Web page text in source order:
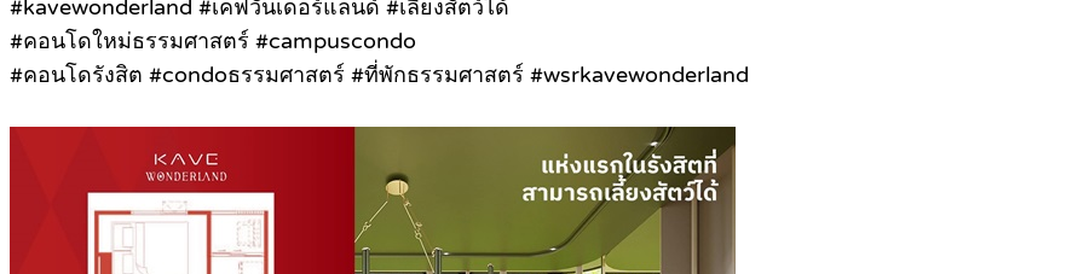
#kavewonderland #เคฟวันเดอร์แลนด์ #เลี้ยงสัตว์ได้
#คอนโดใหม่ธรรมศาสตร์ #campuscondo
#คอนโดรังสิต #condoธรรมศาสตร์ #ที่พักธรรมศาสตร์ #wsrkavewonderland